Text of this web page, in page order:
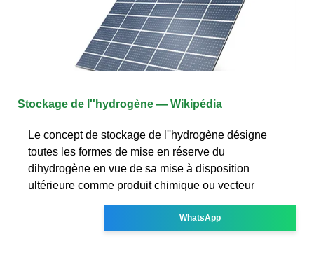
Stockage de l''hydrogène — Wikipédia
Le concept de stockage de l''hydrogène désigne
toutes les formes de mise en réserve du
dihydrogène en vue de sa mise à disposition
ultérieure comme produit chimique ou vecteur
WhatsApp